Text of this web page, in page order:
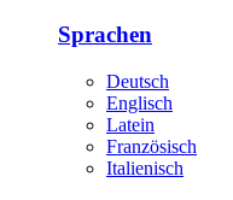
Sprachen
Deutsch
Englisch
Latein
Französisch
Italienisch